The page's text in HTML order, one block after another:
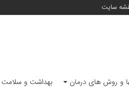
سایت
و روش های درمان بهداشت و سلامت